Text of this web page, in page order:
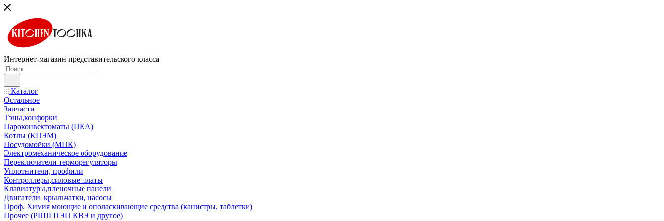
Интернет-магазин представительского класса
Каталог
Остальное
Запчасти
Тэны,конфорки
Пароконвектоматы (ПКА)
Котлы (КПЭМ)
Посудомойки (МПК)
Электромеханическое оборудование
Переключатели терморегуляторы
Уплотнители, профили
Контроллеры,силовые платы
Клавиатуры,пленочные панели
Двигатели, крыльчатки, насосы
Проф. Химия моющие и ополаскивающие средства (канистры, таблетки)
Прочее (РПШ ПЭП КВЭ и другое)